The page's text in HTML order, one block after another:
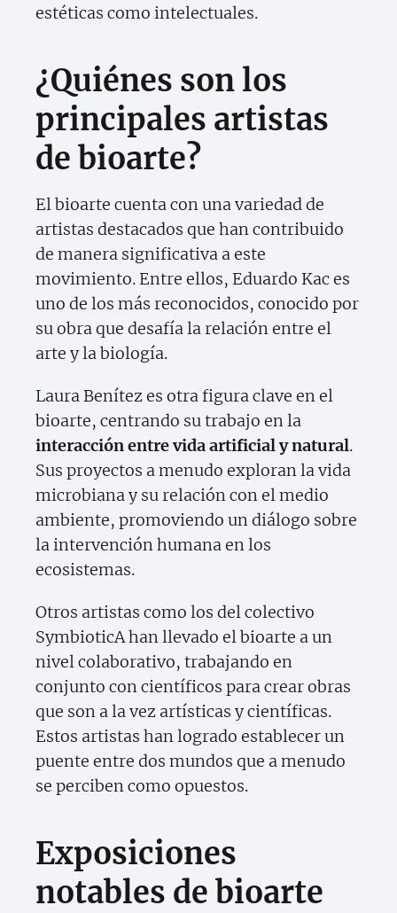
estéticas como intelectuales.
¿Quiénes son los
principales artistas
de bioarte?
El bioarte cuenta con una variedad de
artistas destacados que han contribuido
de manera significativa a este
movimiento. Entre ellos, Eduardo Kac es
uno de los más reconocidos, conocido por
su obra que desafía la relación entre el
arte y la biología.
Laura Benítez es otra figura clave en el
bioarte, centrando su trabajo en la
interacción entre vida artificial y natural.
Sus proyectos a menudo exploran la vida
microbiana y su relación con el medio
ambiente, promoviendo un diálogo sobre
la intervención humana en los
ecosistemas.
Otros artistas como los del colectivo
SymbioticA han llevado el bioarte a un
nivel colaborativo, trabajando en
conjunto con científicos para crear obras
que son a la vez artísticas y científicas.
Estos artistas han logrado establecer un
puente entre dos mundos que a menudo
se perciben como opuestos.
Exposiciones
notables de bioarte